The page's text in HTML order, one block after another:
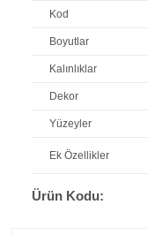
Kod
Boyutlar
Kalınlıklar
Dekor
Yüzeyler
Ek Özellikler
Ürün Kodu: